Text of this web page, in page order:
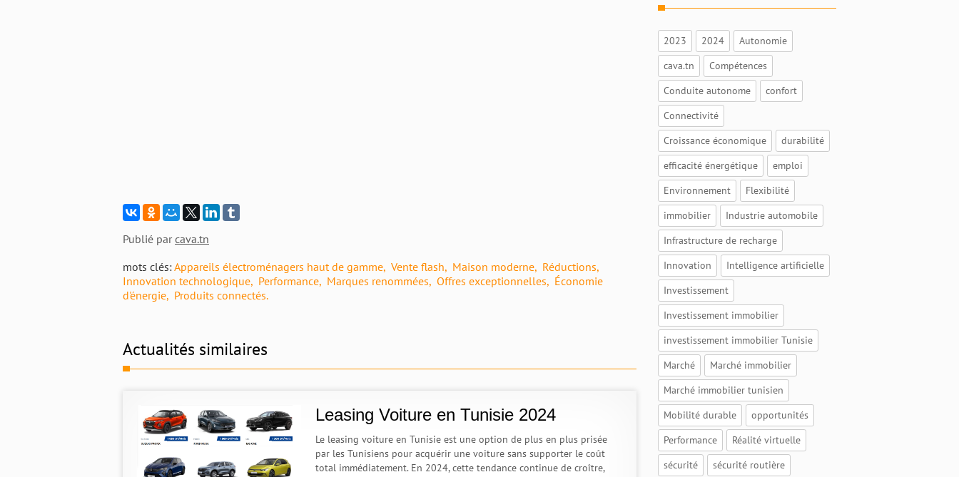
Publié parcava.tn
mots clés:Appareils électroménagers haut de gamme Vente flash Maison moderne Réductions
Innovation technologique Performance Marques renommées Offres exceptionnelles
Économie
d'énergie Produits connectés.
Actualités similaires
Leasing Voiture en Tunisie 2024
Le leasing voiture en Tunisie est une option de plus en plus prisée
par les Tunisiens pour acquérir une voiture sans supporter le coût
total immédiatement. En 2024, cette tendance continue de croître,
2023 2024
Autonomie
cava.tn
Compétences
Conduite autonome
confort
Connectivité
Croissance économique
durabilité
efficacité énergétique
emploi
Environnement
Flexibilité
immobilier
Industrie automobile
Infrastructure de recharge
Innovation
Intelligence artificielle
Investissement
Investissement immobilier
investissement immobilier Tunisie
Marché
Marché immobilier
Marché immobilier tunisien
Mobilité durable
opportunités
Performance
Réalité virtuelle
sécurité
sécurité routière